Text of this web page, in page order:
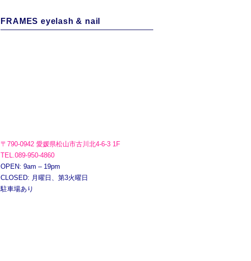
FRAMES eyelash & nail
〒790-0942 愛媛県松山市古川北4-6-3 1F
TEL.089-950-4860
OPEN: 9am – 19pm
CLOSED: 月曜日、第3火曜日
駐車場あり